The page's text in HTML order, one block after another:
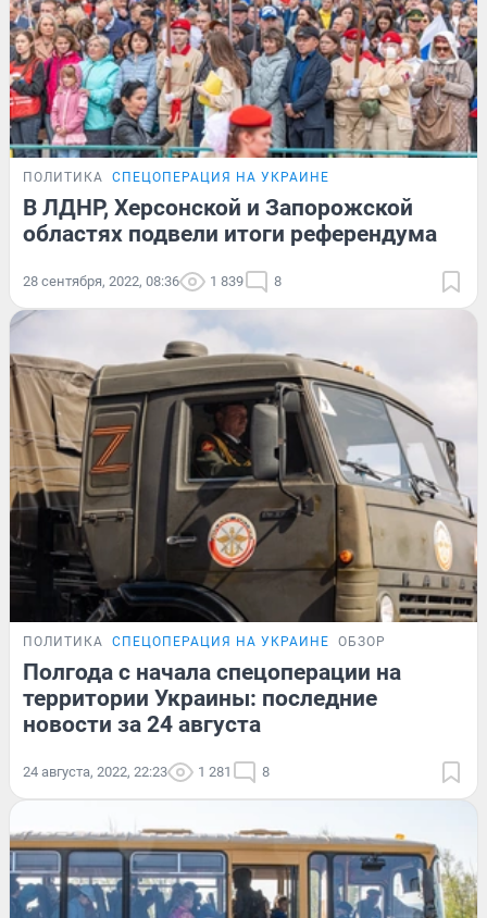
ПОЛИТИКА СПЕЦОПЕРАЦИЯ НА УКРАИНЕ
В ЛДНР, Херсонской и Запорожской
областях подвели итоги референдума
28 сентября, 2022, 08:36 1 839 8
ПОЛИТИКА СПЕЦОПЕРАЦИЯ НА УКРАИНЕ ОБЗОР
Полгода с начала спецоперации на
территории Украины: последние
новости за 24 августа
24 августа, 2022, 22:23 1 281 8